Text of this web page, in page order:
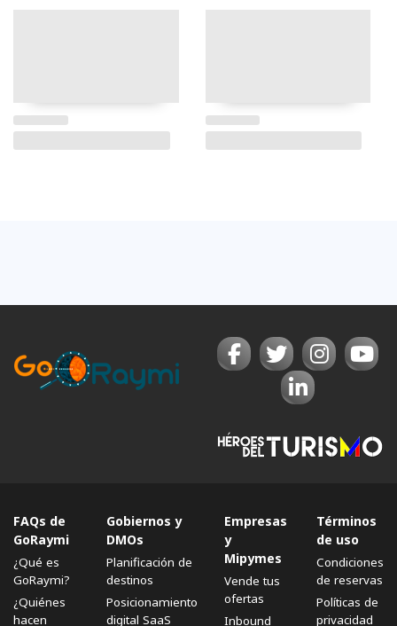
FAQs de
GoRaymi
¿Qué es
GoRaymi?
¿Quiénes
hacen
Gobiernos y
DMOs
Planificación de
destinos
Posicionamiento
digital SaaS
Empresas
y
Mipymes
Vende tus
ofertas
Inbound
Términos
de uso
Condiciones
de reservas
Políticas de
privacidad